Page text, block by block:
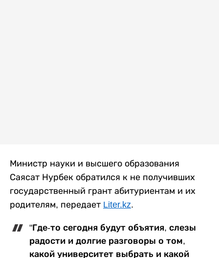
Министр науки и высшего образования
Саясат Нурбек обратился к не получивших
государственный грант абитуриентам и их
родителям, передает Liter.kz.
"Где-то сегодня будут объятия, слезы
радости и долгие разговоры о том,
какой университет выбрать и какой